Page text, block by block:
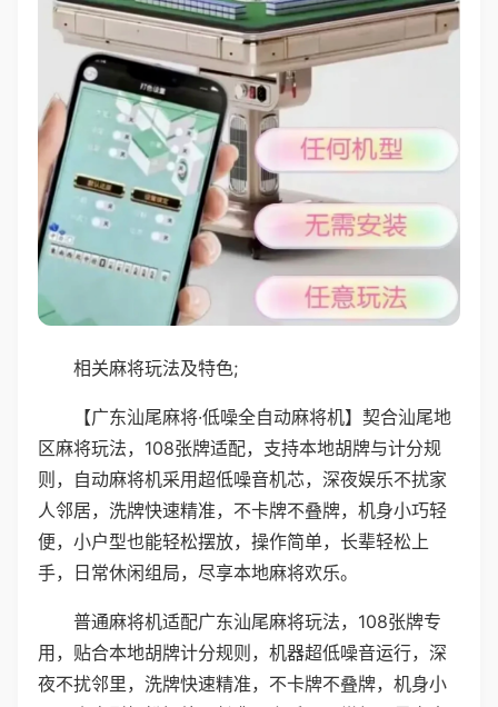
相关麻将玩法及特色;
【广东汕尾麻将·低噪全自动麻将机】契合汕尾地
区麻将玩法，108张牌适配，支持本地胡牌与计分规
则，自动麻将机采用超低噪音机芯，深夜娱乐不扰家
人邻居，洗牌快速精准，不卡牌不叠牌，机身小巧轻
便，小户型也能轻松摆放，操作简单，长辈轻松上
手，日常休闲组局，尽享本地麻将欢乐。
普通麻将机适配广东汕尾麻将玩法，108张牌专
用，贴合本地胡牌计分规则，机器超低噪音运行，深
夜不扰邻里，洗牌快速精准，不卡牌不叠牌，机身小